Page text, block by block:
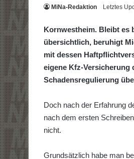
MiNa-Redaktion Letztes
Kornwestheim. Bleibt es
übersichtlich, beruhigt
mit dessen
eigene Kfz-Versicherung
Schadensregulierung
Doch nach der Erfahrung
nach dem ersten
nicht.
Grundsätzlich habe man